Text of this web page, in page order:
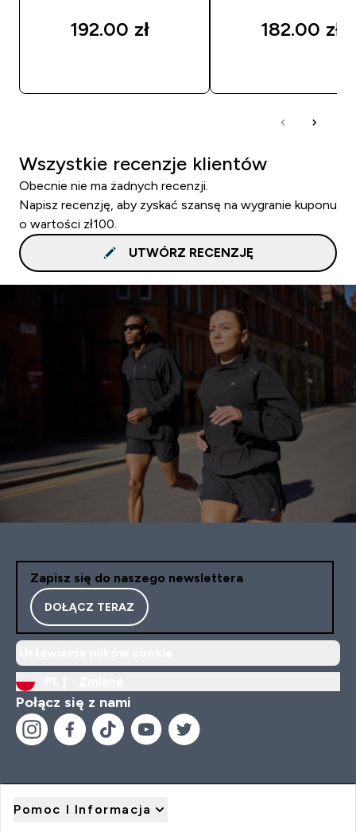
192.00 zł‎ 182.00 zł‎
Wszystkie recenzje klientów
Obecnie nie ma żadnych recenzji.
Napisz recenzję, aby zyskać szansę na wygranie kuponu
o wartości zł100.
UTWÓRZ RECENZJĘ
Zapisz się do naszego newslettera
DOŁĄCZ TERAZ
Połącz się z nami
Pomoc I Informacja